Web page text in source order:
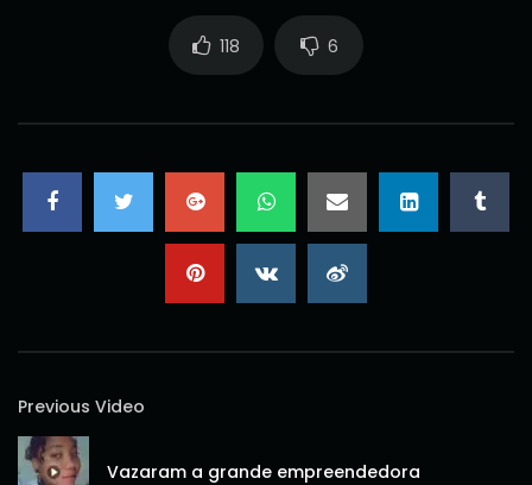
118 6
Previous Video
Vazaram a grande empreendedora